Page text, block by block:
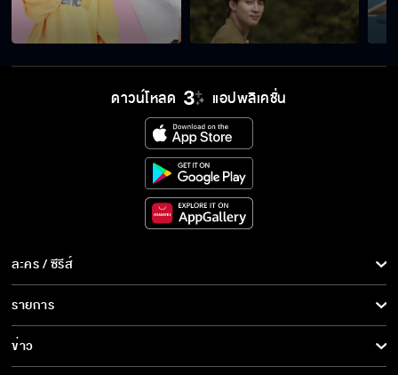
จะทำอะไร...คุณจะจับอะไรฉัน
ไม่ไหวแล้วต้องไปหาหมอ
ดาวน์โหลด แอปพลิเคชั่น
ละคร / ซีรีส์
ละคร/ซีรีส์
ซีรีส์นานาชาติ
การ์ตูน & เกม
รายการ
รายการทั้งหมด
ข่าว